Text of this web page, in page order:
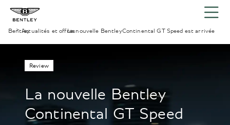
Bentley
›
Actualités et offres
›
La nouvelle BentleyContinental GT Speed est arrivée
La nouvelle Bentley
Continental GT Speed
Review